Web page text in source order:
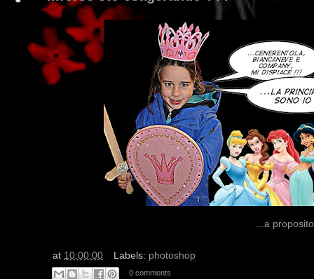
...a
at 10:00:00 Labels: photoshop
0 comments